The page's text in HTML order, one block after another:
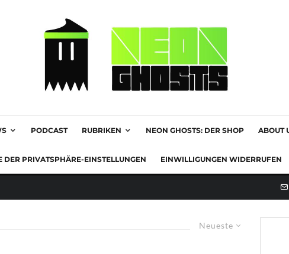
PODCAST RUBRIKEN NEON GHOSTS: DER SHOP ABOUT
DER PRIVATSPHÄRE-EINSTELLUNGEN EINWILLIGUNGEN WIDERRUFEN
Neueste